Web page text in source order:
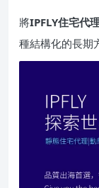
將IPFLY住宅代
種結構化的長期